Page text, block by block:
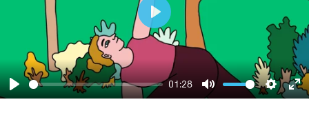
Play
01:28
Mute
Play